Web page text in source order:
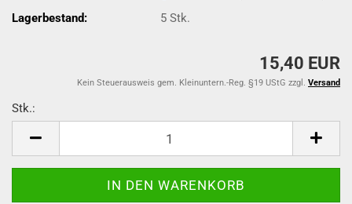
Lagerbestand: 5Stk.
15,40 EUR
Kein Steuerausweis gem. Kleinuntern.-Reg. §19 UStG zzgl. Versand
Stk.: